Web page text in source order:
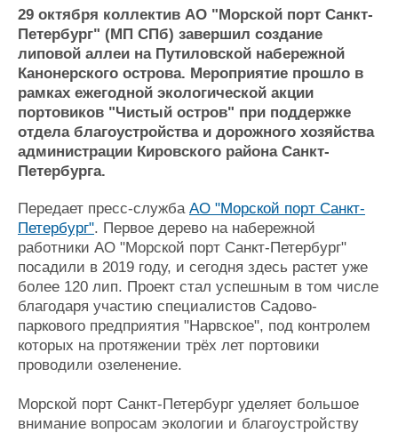
Компании
Репутация
Работа
Крюинг
Журнал
Реклама
Оборудование
Изделия
Материалы
Конференции
Выставки и семинары
Личности
Словарь
Галерея флота
Форум
Отзывы
Все службы
29 октября коллектив АО "Морской порт Санкт-
Петербург" (МП СПб) завершил создание
липовой аллеи на Путиловской набережной
Канонерского острова. Мероприятие прошло в
рамках ежегодной экологической акции
портовиков "Чистый остров" при поддержке
отдела благоустройства и дорожного хозяйства
администрации Кировского района Санкт-
Петербурга.
Передает пресс-служба АО "Морской порт Санкт-
Петербург". Первое дерево на набережной
работники АО "Морской порт Санкт-Петербург"
посадили в 2019 году, и сегодня здесь растет уже
более 120 лип. Проект стал успешным в том числе
благодаря участию специалистов Садово-
паркового предприятия "Нарвское", под контролем
которых на протяжении трёх лет портовики
проводили озеленение.
Морской порт Санкт-Петербург уделяет большое
внимание вопросам экологии и благоустройству